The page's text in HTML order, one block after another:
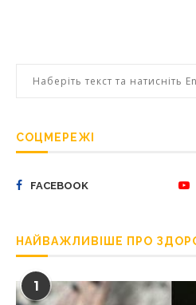
СОЦМЕРЕЖІ
FACEBOOK
НАЙВАЖЛИВІШЕ ПРО
1